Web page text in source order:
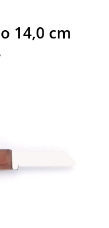
14,0 cm